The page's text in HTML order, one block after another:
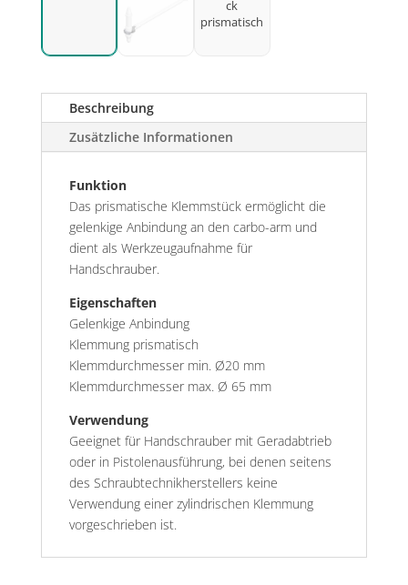
Beschreibung
Zusätzliche Informationen
Funktion
Das prismatische Klemmstück ermöglicht die
gelenkige Anbindung an den carbo-arm und
dient als Werkzeugaufnahme für
Handschrauber.
Eigenschaften
Gelenkige Anbindung
Klemmung prismatisch
Klemmdurchmesser min. Ø20 mm
Klemmdurchmesser max. Ø 65 mm
Verwendung
Geeignet für Handschrauber mit Geradabtrieb
oder in Pistolenausführung, bei denen seitens
des Schraubtechnikherstellers keine
Verwendung einer zylindrischen Klemmung
vorgeschrieben ist.